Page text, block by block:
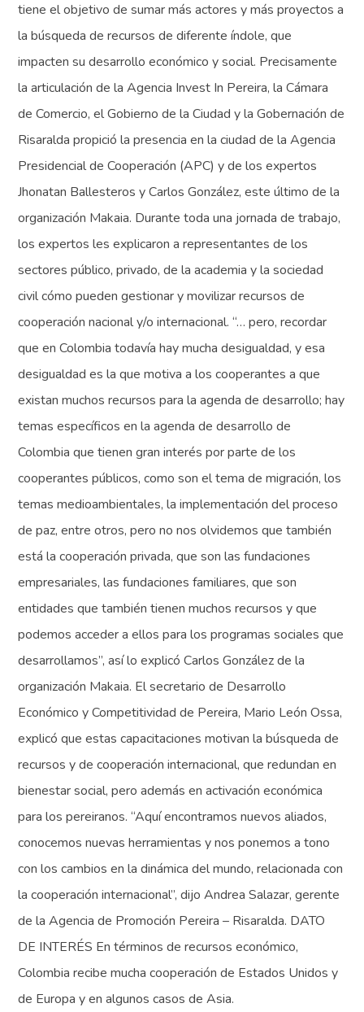
tiene el objetivo de sumar más actores y más proyectos a
la búsqueda de recursos de diferente índole, que
impacten su desarrollo económico y social. Precisamente
la articulación de la Agencia Invest In Pereira, la Cámara
de Comercio, el Gobierno de la Ciudad y la Gobernación de
Risaralda propició la presencia en la ciudad de la Agencia
Presidencial de Cooperación (APC) y de los expertos
Jhonatan Ballesteros y Carlos González, este último de la
organización Makaia. Durante toda una jornada de trabajo,
los expertos les explicaron a representantes de los
sectores público, privado, de la academia y la sociedad
civil cómo pueden gestionar y movilizar recursos de
cooperación nacional y/o internacional. “… pero, recordar
que en Colombia todavía hay mucha desigualdad, y esa
desigualdad es la que motiva a los cooperantes a que
existan muchos recursos para la agenda de desarrollo; hay
temas específicos en la agenda de desarrollo de
Colombia que tienen gran interés por parte de los
cooperantes públicos, como son el tema de migración, los
temas medioambientales, la implementación del proceso
de paz, entre otros, pero no nos olvidemos que también
está la cooperación privada, que son las fundaciones
empresariales, las fundaciones familiares, que son
entidades que también tienen muchos recursos y que
podemos acceder a ellos para los programas sociales que
desarrollamos”, así lo explicó Carlos González de la
organización Makaia. El secretario de Desarrollo
Económico y Competitividad de Pereira, Mario León Ossa,
explicó que estas capacitaciones motivan la búsqueda de
recursos y de cooperación internacional, que redundan en
bienestar social, pero además en activación económica
para los pereiranos. “Aquí encontramos nuevos aliados,
conocemos nuevas herramientas y nos ponemos a tono
con los cambios en la dinámica del mundo, relacionada con
la cooperación internacional”, dijo Andrea Salazar, gerente
de la Agencia de Promoción Pereira – Risaralda. DATO
DE INTERÉS En términos de recursos económico,
Colombia recibe mucha cooperación de Estados Unidos y
de Europa y en algunos casos de Asia.